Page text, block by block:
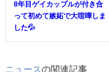
8年目ゲイカップルが付き合
って初めて嫉妬で大喧嘩しま
した💦
ニュースの関連記事